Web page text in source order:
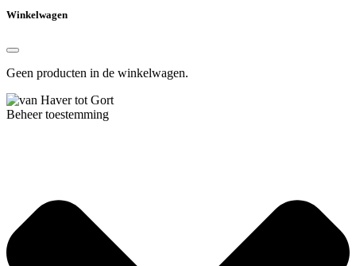
Winkelwagen
Geen producten in de winkelwagen.
Beheer toestemming